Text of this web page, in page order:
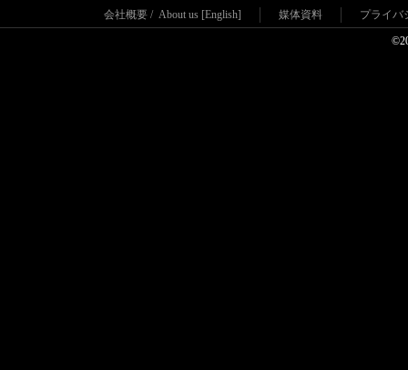
会社概要 / About us [English] 媒体資料 プライバ